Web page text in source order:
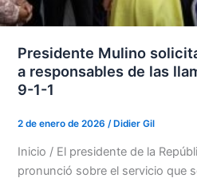
Presidente Mulino
a responsables de las
9-1-1
2 de enero de 2026 / Didier Gil
Inicio / El presidente de la
pronunció sobre el servicio que